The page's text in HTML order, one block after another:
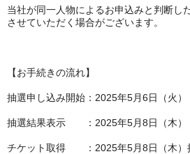
当社が同一人物によるお申込みと判断し
させていただく場合がございます。
【お手続きの流れ】
抽選申し込み開始：2025年5月6日（火
抽選結果表示 ：2025年5月8日（木
チケット取得 ：2025年5月8日（木）